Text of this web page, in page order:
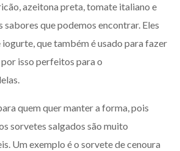
azeitona preta, tomate italiano e
sabores que podemos encontrar. Eles
que também é usado para fazer
por isso perfeitos para o
quem quer manter a forma, pois
sorvetes salgados são muito
Um exemplo é o sorvete de cenoura